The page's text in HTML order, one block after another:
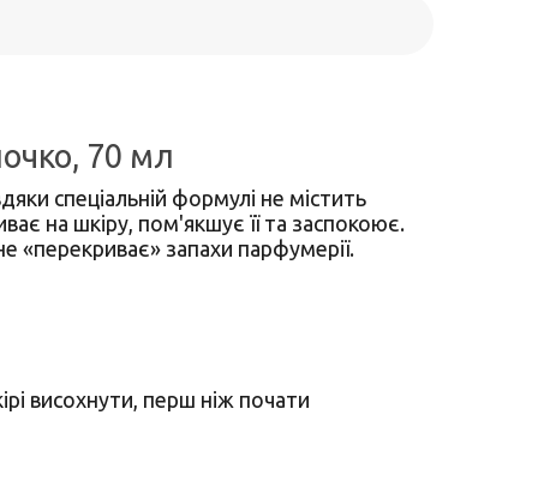
70 мл
спеціальній формулі не містить
на шкіру, пом'якшує її та заспокоює.
«перекриває» запахи парфумерії.
висохнути, перш ніж почати